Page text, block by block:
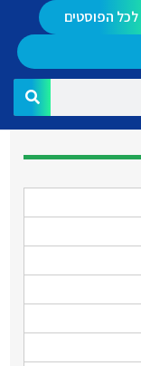
לכל הפוסטים